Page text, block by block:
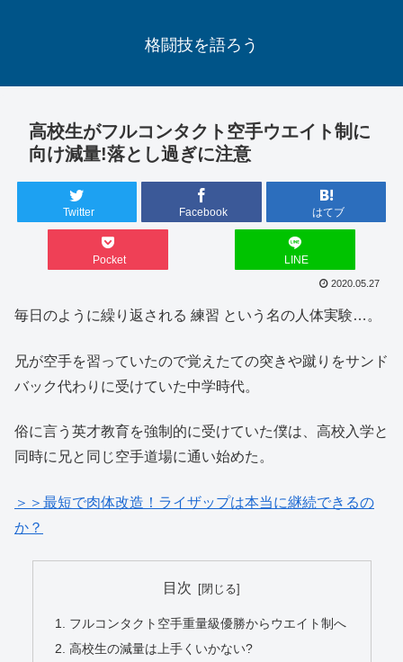
格闘技を語ろう
高校生がフルコンタクト空手ウエイト制に
向け減量!落とし過ぎに注意
Twitter Facebook はてブ
Pocket LINE
2020.05.27
毎日のように繰り返される 練習 という名の人体実験…。
兄が空手を習っていたので覚えたての突きや蹴りをサンド
バック代わりに受けていた中学時代。
俗に言う英才教育を強制的に受けていた僕は、高校入学と
同時に兄と同じ空手道場に通い始めた。
＞＞最短で肉体改造！ライザップは本当に継続できるの
か？
目次
フルコンタクト空手重量級優勝からウエイト制へ
高校生の減量は上手くいかない?